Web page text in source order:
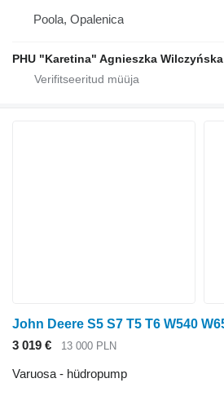
Poola, Opalenica
PHU "Karetina" Agnieszka Wilczyńska
3 019 € 13 000 PLN
Varuosa - hüdropump